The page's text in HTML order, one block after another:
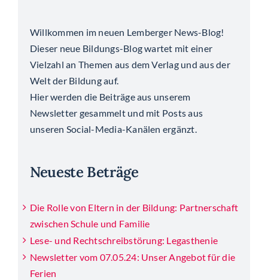
Willkommen im neuen Lemberger News-Blog!
Dieser neue Bildungs-Blog wartet mit einer
Vielzahl an Themen aus dem Verlag und aus der
Welt der Bildung auf.
Hier werden die Beiträge aus unserem
Newsletter gesammelt und mit Posts aus
unseren Social-Media-Kanälen ergänzt.
Neueste Beträge
Die Rolle von Eltern in der Bildung: Partnerschaft
zwischen Schule und Familie
Lese- und Rechtschreibstörung: Legasthenie
Newsletter vom 07.05.24: Unser Angebot für die
Ferien